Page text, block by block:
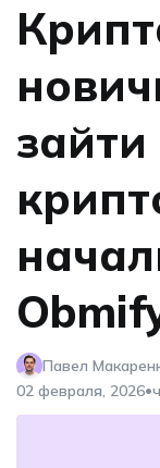
зайти
Павел
02 февраля, 2026•